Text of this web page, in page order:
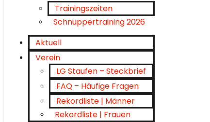
Trainingszeiten
Schnuppertraining 2026
Aktuell
Verein
LG Staufen – Steckbrief
FAQ – Häufige Fragen
Rekordliste | Männer
Rekordliste | Frauen